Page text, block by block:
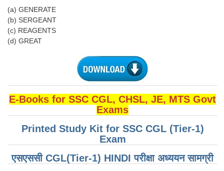
CHSL Sample Paper
CHSL Study Notes
Stenographers Grade 'C&D'
SSC Constable (GD)
SSC Junior Engineers (J.E.)
Junior Hindi Translators (JHT)
(a) GENERATE
(b) SERGEANT
(c) REAGENTS
(d) GREAT
E-Books for SSC CGL, CHSL, JE, MTS Govt
Exams
Printed Study Kit for SSC CGL (Tier-1)
Exam
एसएससी CGL(Tier-1) HINDI परीक्षा ​​अध्ययन सामग्री